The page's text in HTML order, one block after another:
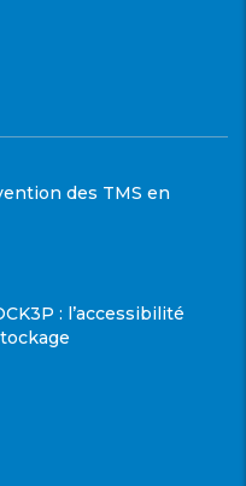
des TMS en
: l’accessibilité